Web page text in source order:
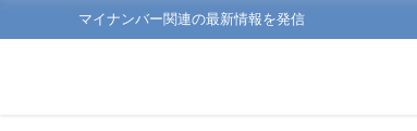
マイナンバー関連の最新情報を発信